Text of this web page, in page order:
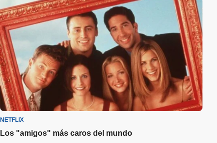
NETFLIX
Los "amigos" más caros del mundo